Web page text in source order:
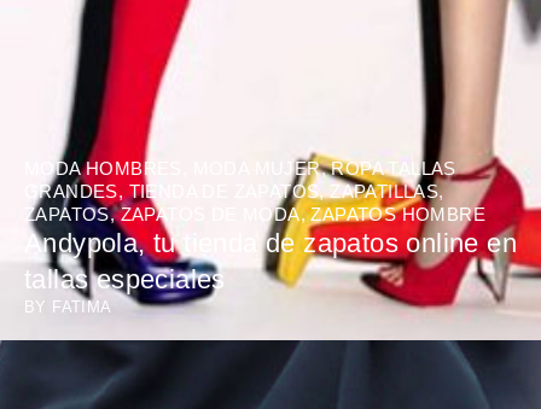
MODA HOMBRES MODA MUJER,ROPA TALLAS
GRANDES,TIENDA DE ZAPATOS,ZAPATILLAS,
ZAPATOS,ZAPATOS DE MODA,ZAPATOS HOMBRE
Andypola, tu tienda de zapatos online en
tallas especiales
BY FATIMA